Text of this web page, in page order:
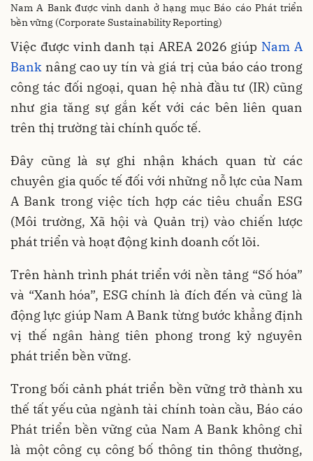
Nam A Bank được vinh danh ở hạng mục Báo cáo Phát triển
bền vững (Corporate Sustainability Reporting)
Việc được vinh danh tại AREA 2026 giúp Nam A
Bank nâng cao uy tín và giá trị của báo cáo trong
công tác đối ngoại, quan hệ nhà đầu tư (IR) cũng
như gia tăng sự gắn kết với các bên liên quan
trên thị trường tài chính quốc tế.
Đây cũng là sự ghi nhận khách quan từ các
chuyên gia quốc tế đối với những nỗ lực của Nam
A Bank trong việc tích hợp các tiêu chuẩn ESG
(Môi trường, Xã hội và Quản trị) vào chiến lược
phát triển và hoạt động kinh doanh cốt lõi.
Trên hành trình phát triển với nền tảng “Số hóa”
và “Xanh hóa”, ESG chính là đích đến và cũng là
động lực giúp Nam A Bank từng bước khẳng định
vị thế ngân hàng tiên phong trong kỷ nguyên
phát triển bền vững.
Trong bối cảnh phát triển bền vững trở thành xu
thế tất yếu của ngành tài chính toàn cầu, Báo cáo
Phát triển bền vững của Nam A Bank không chỉ
là một công cụ công bố thông tin thông thường,